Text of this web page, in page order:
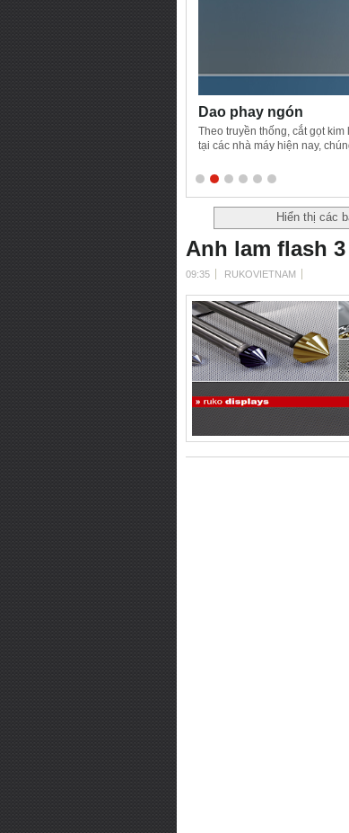
Dao phay ngón
Theo truyền thống, cắt gọt
tại các nhà máy hiện nay,
với hợp kim thép truyền thống
Hiển thị các
Anh lam flash 3
09:35 RUKOVIETNAM